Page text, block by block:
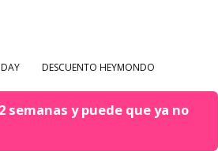
DESCUENTO HEYMONDO
semanas y puede que ya no